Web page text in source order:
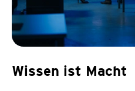
Wissen ist Macht